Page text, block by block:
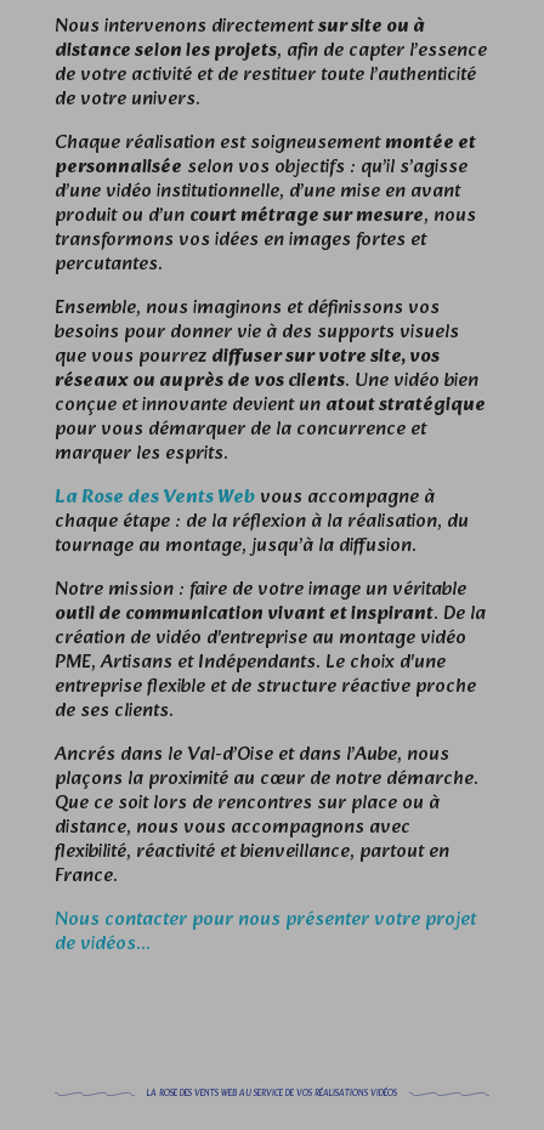
Nous intervenons directementsur site ou à
distance selon les projets, afin de capter l’essence
de votre activité et de restituer toute l’authenticité
de votre univers.
Chaque réalisation est soigneusementmontée et
personnalisée selon vos objectifs : qu’il s’agisse
d’une vidéo institutionnelle, d’une mise en avant
produit ou d’uncourt métrage sur mesure, nous
transformons vos idées en images fortes et
percutantes.
Ensemble, nous imaginons et définissons vos
besoins pour donner vie à des supports visuels
que vous pourrezdiffuser sur votre site, vos
réseaux ou auprès de vos clients. Une vidéo bien
conçue et innovante devient unatout stratégique
pour vous démarquer de la concurrence et
marquer les esprits.
La Rose des Vents Webvous accompagne à
chaque étape : de la réflexion à la réalisation, du
tournage au montage, jusqu’à la diffusion.
Notre mission : faire de votre image un véritable
outil de communication vivant et inspirant. De la
création de vidéo d'entreprise au montage vidéo
PME, Artisans et Indépendants. Le choix d'une
entreprise flexible et de structure réactive proche
de ses clients.
Ancrés dans le Val-d’Oise et dans l’Aube, nous
plaçons la proximité au cœur de notre démarche.
Que ce soit lors de rencontres sur place ou à
distance, nous vous accompagnons avec
flexibilité, réactivité et bienveillance, partout en
France.
Nous contacter pour nous présenter votre projet
de vidéos...
LA ROSE DES VENTS WEB AU SERVICE DE VOS RÉALISATIONS VIDÉOS